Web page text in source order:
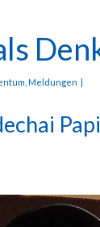
Meldungen |